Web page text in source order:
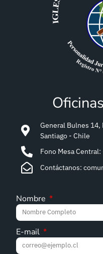
General Bulnes 14,
Santiago - Chile
Fono Mesa
Contáctanos:
Nombre
E-mail